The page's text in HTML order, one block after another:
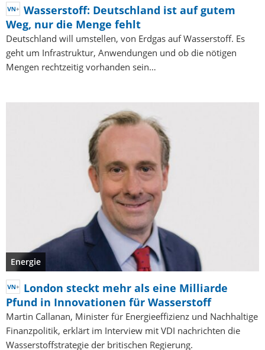
Wasserstoff: Deutschland ist auf gutem
Weg, nur die Menge fehlt
Deutschland will umstellen, von Erdgas auf Wasserstoff. Es
geht um Infrastruktur, Anwendungen und ob die nötigen
Mengen rechtzeitig vorhanden sein…
Energie
London steckt mehr als eine Milliarde
Pfund in Innovationen für Wasserstoff
Martin Callanan, Minister für Energieeffizienz und Nachhaltige
Finanzpolitik, erklärt im Interview mit VDI nachrichten die
Wasserstoffstrategie der britischen Regierung.